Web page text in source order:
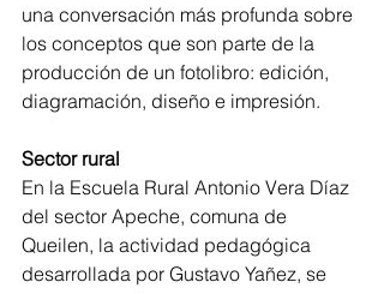
una conversación más profunda sobre
los conceptos que son parte de la
producción de un fotolibro: edición,
diagramación, diseño e impresión.
Sector rural
En la Escuela Rural Antonio Vera Díaz
del sector Apeche, comuna de
Queilen, la actividad pedagógica
desarrollada por Gustavo Yañez, se